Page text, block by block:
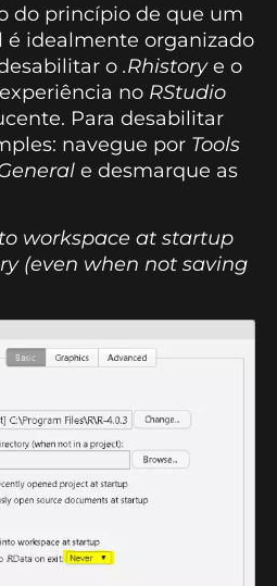
do princípio de que um
idealmente organizado
o .Rhistorye o
no RStudio
Para desabilitar
navegue por Tools
e desmarque as
workspace at startup
(even when not saving